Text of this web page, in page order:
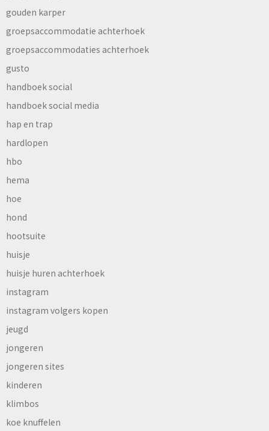
gouden karper
groepsaccommodatie achterhoek
groepsaccommodaties achterhoek
gusto
handboek social
handboek social media
hap en trap
hardlopen
hbo
hema
hoe
hond
hootsuite
huisje
huisje huren achterhoek
instagram
instagram volgers kopen
jeugd
jongeren
jongeren sites
kinderen
klimbos
koe knuffelen